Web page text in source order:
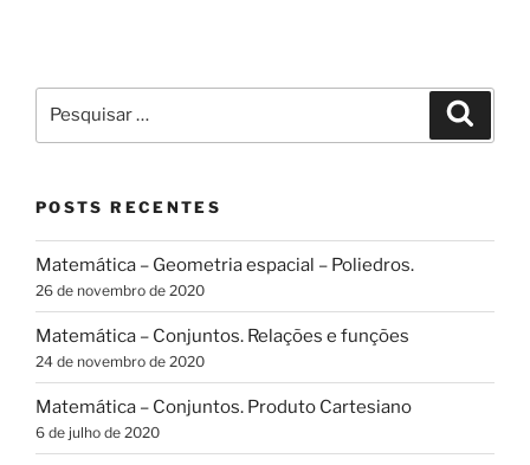
por:
POSTS RECENTES
Matemática – Geometria espacial – Poliedros.
26 de novembro de 2020
Matemática – Conjuntos. Relações e funções
24 de novembro de 2020
Matemática – Conjuntos. Produto Cartesiano
6 de julho de 2020